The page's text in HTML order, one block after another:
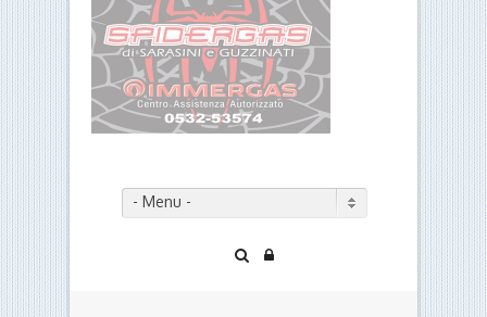
- Menu -